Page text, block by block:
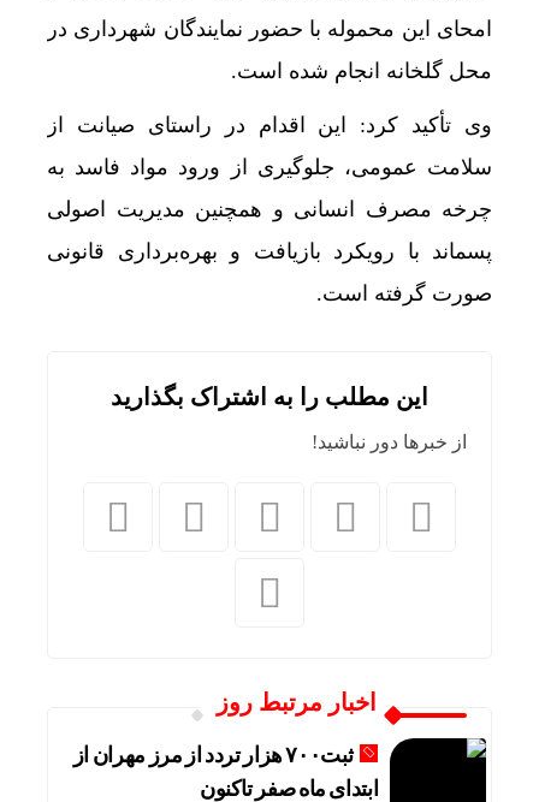
امحای این محموله با حضور نمایندگان شهرداری در
محل گلخانه انجام شده است.
وی تأکید کرد: این اقدام در راستای صیانت از
سلامت عمومی، جلوگیری از ورود مواد فاسد به
چرخه مصرف انسانی و همچنین مدیریت اصولی
پسماند با رویکرد بازیافت و بهره‌برداری قانونی
صورت گرفته است.
این مطلب را به اشتراک بگذارید
از خبرها دور نباشید!
اخبار مرتبط روز
ثبت۷۰۰ هزار تردد از مرز مهران از
ابتدای ماه صفر تاکنون